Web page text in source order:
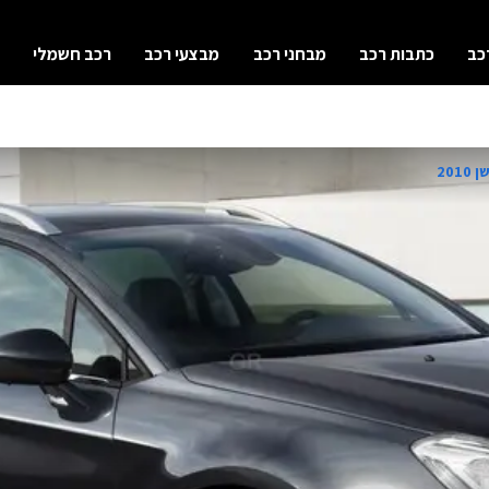
כתבות רכב מבחני רכב מבצעי רכב רכב חשמלי